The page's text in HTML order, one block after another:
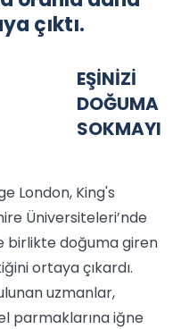
çıktı.
EŞİNİZİ
DOĞUMA
SOKMAYI
London, King's
Üniversiteleri’nde
birlikte doğuma giren
ortaya çıkardı.
uzmanlar,
parmaklarına iğne